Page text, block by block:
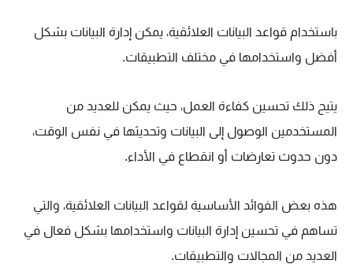
باستخدام قواعد البيانات العلائقية، يمكن إدارة البيانات بشكل
أفضل واستخدامها في مختلف التطبيقات.
يتيح ذلك تحسين كفاءة العمل، حيث يمكن للعديد من
المستخدمين الوصول إلى البيانات وتحديثها في نفس الوقت،
دون حدوث تعارضات أو انقطاع في الأداء.
هذه بعض الفوائد الأساسية لقواعد البيانات العلائقية، والتي
تساهم في تحسين إدارة البيانات واستخدامها بشكل فعال في
العديد من المجالات والتطبيقات.